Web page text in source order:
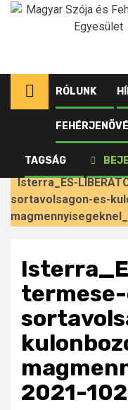
Ugrás
RÓLUNK
TAGSÁG
Kezdőlap
szójáinkat?
Isterra_ES-
sortavolsagon-es-
2021-